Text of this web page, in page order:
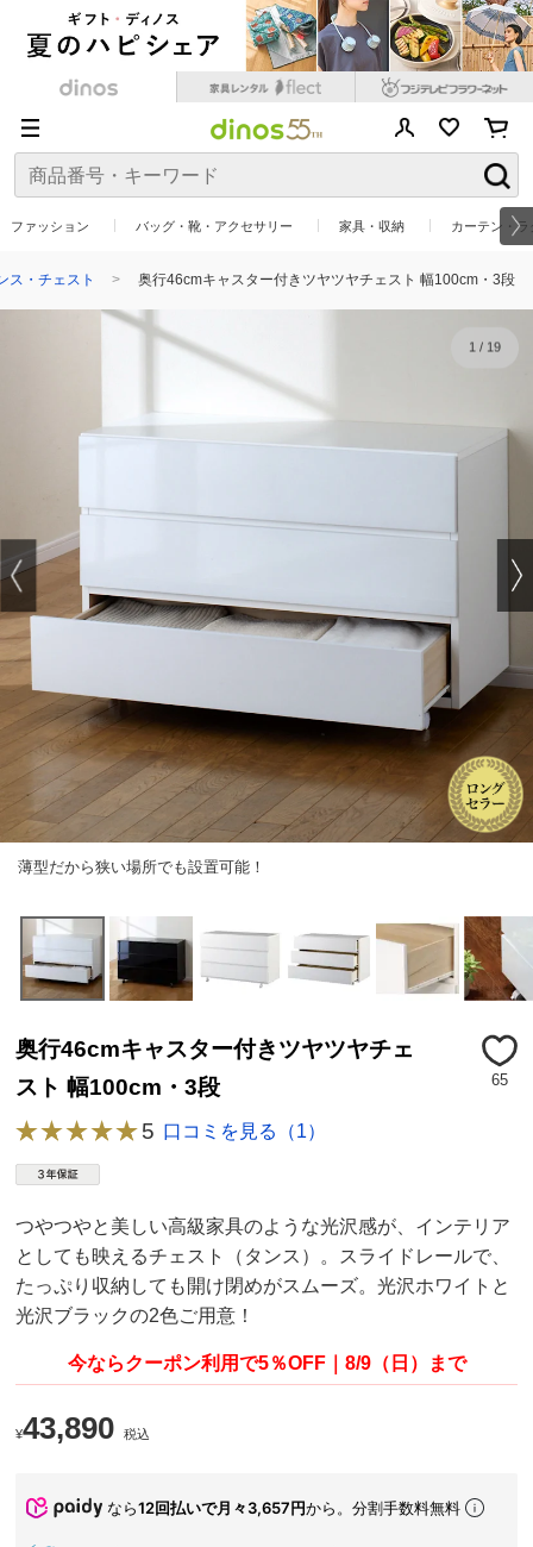
ファッション バッグ・靴・アクセサリー 家具・収納 カーテン・
ス・チェスト 奥行46cmキャスター付きツヤツヤチェスト 幅100cm・3段
薄型だから狭い場所でも設置可能！
1/ 19
奥行46cmキャスター付きツヤツヤチェ
スト 幅100cm・3段
65
5 口コミを見る（1）
つやつやと美しい高級家具のような光沢感が、インテリア
としても映えるチェスト（タンス）。スライドレールで、
たっぷり収納しても開け閉めがスムーズ。光沢ホワイトと
光沢ブラックの2色ご用意！
今ならクーポン利用で5％OFF｜8/9（日）まで
¥43,890 税込
なら12回払いで月々3,657円から。分割手数料無料